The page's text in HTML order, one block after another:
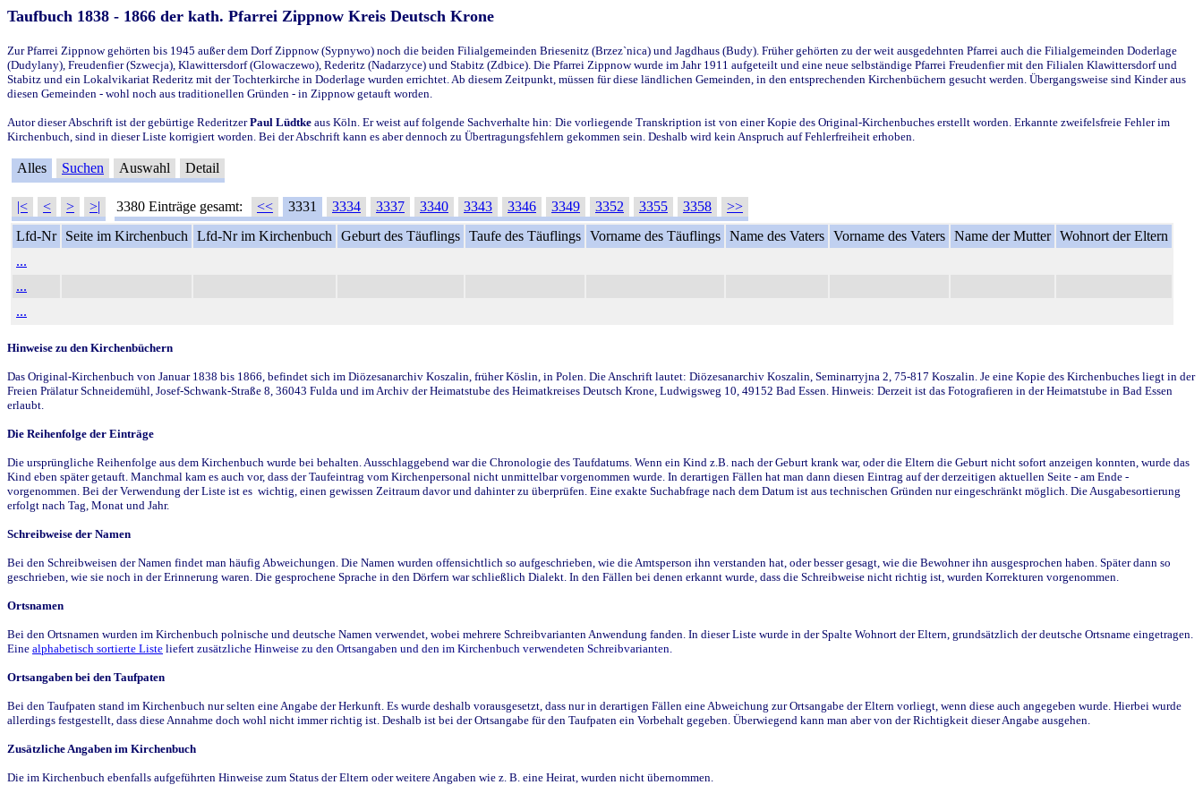
Taufbuch 1838 - 1866 der kath. Pfarrei Zippnow Kreis Deutsch Krone
Zur Pfarrei Zippnow gehörten bis 1945 außer dem Dorf Zippnow (Sypnywo) noch die beiden Filialgemeinden Briesenitz (Brzez`nica) und Jagdhaus (Budy). Früher gehörten zu der weit ausgedehnten Pfarrei auch die Filialgemeinden Doderlage
(Dudylany), Freudenfier (Szwecja), Klawittersdorf (Glowaczewo), Rederitz (Nadarzyce) und Stabitz (Zdbice). Die Pfarrei Zippnow wurde im Jahr 1911 aufgeteilt und eine neue selbständige Pfarrei Freudenfier mit den Filialen Klawittersdorf und
Stabitz und ein Lokalvikariat Rederitz mit der Tochterkirche in Doderlage wurden errichtet. Ab diesem Zeitpunkt, müssen für diese ländlichen Gemeinden, in den entsprechenden Kirchenbüchern gesucht werden. Übergangsweise sind Kinder aus
diesen Gemeinden - wohl noch aus traditionellen Gründen - in Zippnow getauft worden.
Autor dieser Abschrift ist der gebürtige RederitzerPaul Lüdtke aus Köln. Er weist auf folgende Sachverhalte hin: Die vorliegende Transkription ist von einer Kopie des Original-Kirchenbuches erstellt worden. Erkannte zweifelsfreie Fehler im
Kirchenbuch, sind in dieser Liste korrigiert worden. Bei der Abschrift kann es aber dennoch zu Übertragungsfehlern gekommen sein. Deshalb wird kein Anspruch auf Fehlerfreiheit erhoben.
Alles Suchen Auswahl Detail
|< < > >| 3380 Einträge gesamt: << 3331 3334 3337 3340 3343 3346 3349 3352 3355 3358
>>
Lfd-Nr
Seite im Kirchenbuch Lfd-Nr im Kirchenbuch Geburt des Täuflings Taufe des Täuflings Vorname des Täuflings Name des Vaters Vorname des Vaters Name der Mutter Wohnort der Eltern
...
...
...
Hinweise zu den Kirchenbüchern
Das Original-Kirchenbuch von Januar 1838 bis 1866, befindet sich im Diözesanarchiv Koszalin, früher Köslin, in Polen. Die Anschrift lautet: Diözesanarchiv Koszalin, Seminarryjna 2, 75-817 Koszalin. Je eine Kopie des Kirchenbuches liegt in der
Freien Prälatur Schneidemühl, Josef-Schwank-Straße 8, 36043 Fulda und im Archiv der Heimatstube des Heimatkreises Deutsch Krone, Ludwigsweg 10, 49152 Bad Essen. Hinweis: Derzeit ist das Fotografieren in der Heimatstube in Bad Essen
erlaubt.
Die Reihenfolge der Einträge
Die ursprüngliche Reihenfolge aus dem Kirchenbuch wurde bei behalten. Ausschlaggebend war die Chronologie des Taufdatums. Wenn ein Kind z.B. nach der Geburt krank war, oder die Eltern die Geburt nicht sofort anzeigen konnten, wurde das
Kind eben später getauft. Manchmal kam es auch vor, dass der Taufeintrag vom Kirchenpersonal nicht unmittelbar vorgenommen wurde. In derartigen Fällen hat man dann diesen Eintrag auf der derzeitigen aktuellen Seite - am Ende -
vorgenommen. Bei der Verwendung der Liste ist es wichtig, einen gewissen Zeitraum davor und dahinter zu überprüfen. Eine exakte Suchabfrage nach dem Datum ist aus technischen Gründen nur eingeschränkt möglich. Die Ausgabesortierung
erfolgt nach Tag, Monat und Jahr.
Schreibweise der Namen
Bei den Schreibweisen der Namen findet man häufig Abweichungen. Die Namen wurden offensichtlich so aufgeschrieben, wie die Amtsperson ihn verstanden hat, oder besser gesagt, wie die Bewohner ihn ausgesprochen haben. Später dann so
geschrieben, wie sie noch in der Erinnerung waren. Die gesprochene Sprache in den Dörfern war schließlich Dialekt. In den Fällen bei denen erkannt wurde, dass die Schreibweise nicht richtig ist, wurden Korrekturen vorgenommen.
Ortsnamen
Bei den Ortsnamen wurden im Kirchenbuch polnische und deutsche Namen verwendet, wobei mehrere Schreibvarianten Anwendung fanden. In dieser Liste wurde in der Spalte Wohnort der Eltern, grundsätzlich der deutsche Ortsname eingetragen.
Eine alphabetisch sortierte Liste liefert zusätzliche Hinweise zu den Ortsangaben und den im Kirchenbuch verwendeten Schreibvarianten.
Ortsangaben bei den Taufpaten
Bei den Taufpaten stand im Kirchenbuch nur selten eine Angabe der Herkunft. Es wurde deshalb vorausgesetzt, dass nur in derartigen Fällen eine Abweichung zur Ortsangabe der Eltern vorliegt, wenn diese auch angegeben wurde. Hierbei wurde
allerdings festgestellt, dass diese Annahme doch wohl nicht immer richtig ist. Deshalb ist bei der Ortsangabe für den Taufpaten ein Vorbehalt gegeben. Überwiegend kann man aber von der Richtigkeit dieser Angabe ausgehen.
Zusätzliche Angaben im Kirchenbuch
Die im Kirchenbuch ebenfalls aufgeführten Hinweise zum Status der Eltern oder weitere Angaben wie z. B. eine Heirat, wurden nicht übernommen.